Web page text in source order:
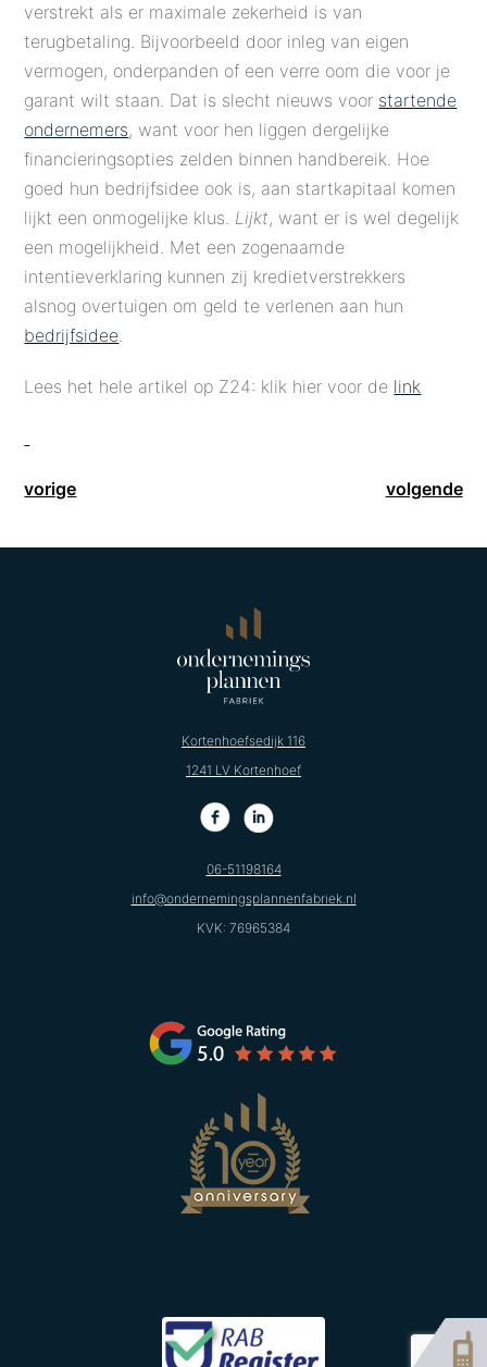
verstrekt als er maximale zekerheid is van
terugbetaling. Bijvoorbeeld door inleg van eigen
vermogen, onderpanden of een verre oom die voor je
garant wilt staan. Dat is slecht nieuws voor startende
ondernemers, want voor hen liggen dergelijke
financieringsopties zelden binnen handbereik. Hoe
goed hun bedrijfsidee ook is, aan startkapitaal komen
lijkt een onmogelijke klus. Lijkt, want er is wel degelijk
een mogelijkheid. Met een zogenaamde
intentieverklaring kunnen zij kredietverstrekkers
alsnog overtuigen om geld te verlenen aan hun
bedrijfsidee.
Lees het hele artikel op Z24: klik hier voor de link
vorige volgende
Kortenhoefsedijk 116
1241 LV Kortenhoef
06-51198164
info@ondernemingsplannenfabriek.nl
KVK: 76965384